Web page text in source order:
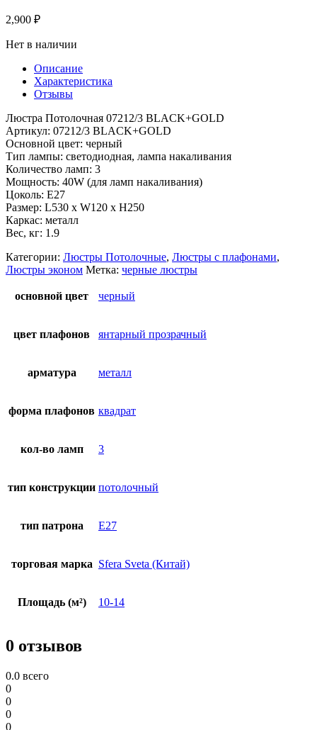
2,900 ₽
Нет в наличии
Описание
Характеристика
Отзывы
Люстра Потолочная 07212/3 BLACK+GOLD
Артикул: 07212/3 BLACK+GOLD
Основной цвет: черный
Тип лампы: светодиодная, лампа накаливания
Количество ламп: 3
Мощность: 40W (для ламп накаливания)
Цоколь: E27
Размер: L530 x W120 x H250
Каркас: металл
Вес, кг: 1.9
Категории: Люстры Потолочные, Люстры с плафонами,
Люстры эконом Метка: черные люстры
основной цвет черный
цвет плафонов янтарный прозрачный
арматура металл
форма плафонов квадрат
кол-во ламп 3
тип конструкции потолочный
тип патрона E27
торговая марка Sfera Sveta (Китай)
Площадь (м²) 10-14
0 отзывов
0.0 всего
0
0
0
0